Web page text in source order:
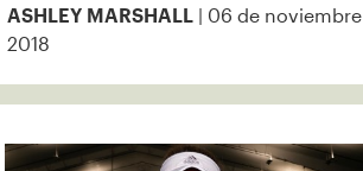
ASHLEY MARSHALL
| 06 de noviembre
2018